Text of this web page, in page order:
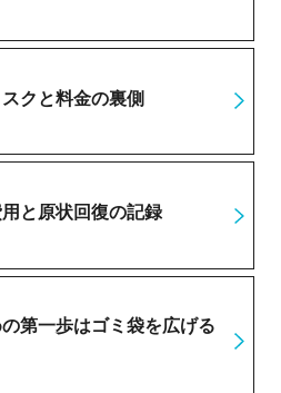
クと料金の裏側
と原状回復の記録
第一歩はゴミ袋を広げる